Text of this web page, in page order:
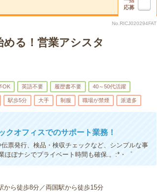
応募
No.RICJ020294FAT
める！営業アシスタ
OK 英語不要 履歴書不要 40～50代活躍
駅歩5分 大手 制服 職場が禁煙 派遣多
オフィスでのサポート業務！
票発行、検品・検収チェックなど、シンプルな事
ほぼナシでプライベート時間も確保.。:*・゜
から徒歩8分／両国駅から徒歩15分